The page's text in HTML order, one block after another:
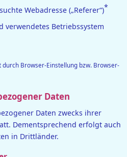
Webadresse („Referer“)*
verwendetes Betriebssystem
durch Browser-Einstellung bzw. Browser-
Daten
Daten zwecks ihrer
Dementsprechend erfolgt auch
in Drittländer.